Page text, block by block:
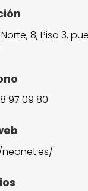
8, Piso 3,
97 09 80